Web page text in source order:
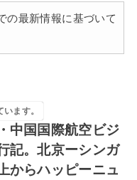
の最新情報に基づいて
ます。
中国国際航空ビジ
記。北京ーシンガ
からハッピーニュ